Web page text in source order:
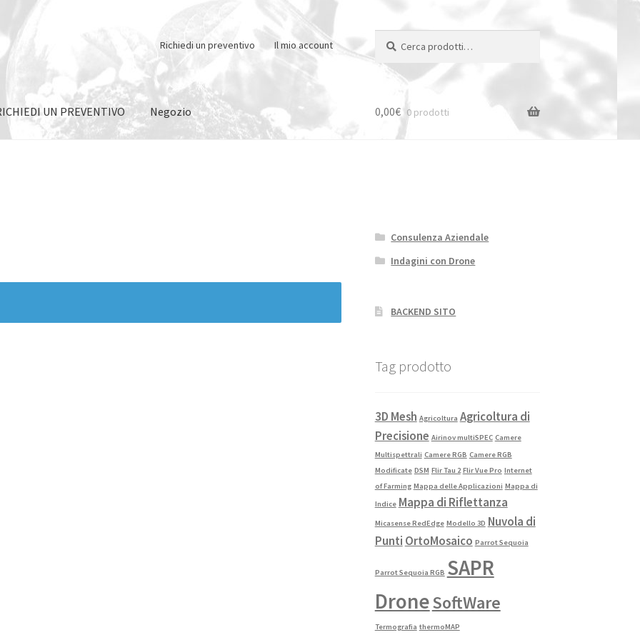
Richiedi un preventivo Il mio account
UN PREVENTIVO Negozio 0,00€ 0 prodotti
Consulenza Aziendale
Indagini con Drone
BACKEND SITO
Tag prodotto
3D Mesh Agricoltura Agricoltura di
Precisione Airinov multiSPEC Camere
Multispettrali Camere RGB Camere RGB
Modificate DSM Flir Tau 2 Flir Vue Pro Internet
of Farming Mappa delle Applicazioni Mappa di
Indice Mappa di Riflettanza
Micasense RedEdge Modello 3D Nuvola di
Punti OrtoMosaico Parrot Sequoia
Parrot Sequoia RGB SAPR
DroneSoftWare
Termografia thermoMAP